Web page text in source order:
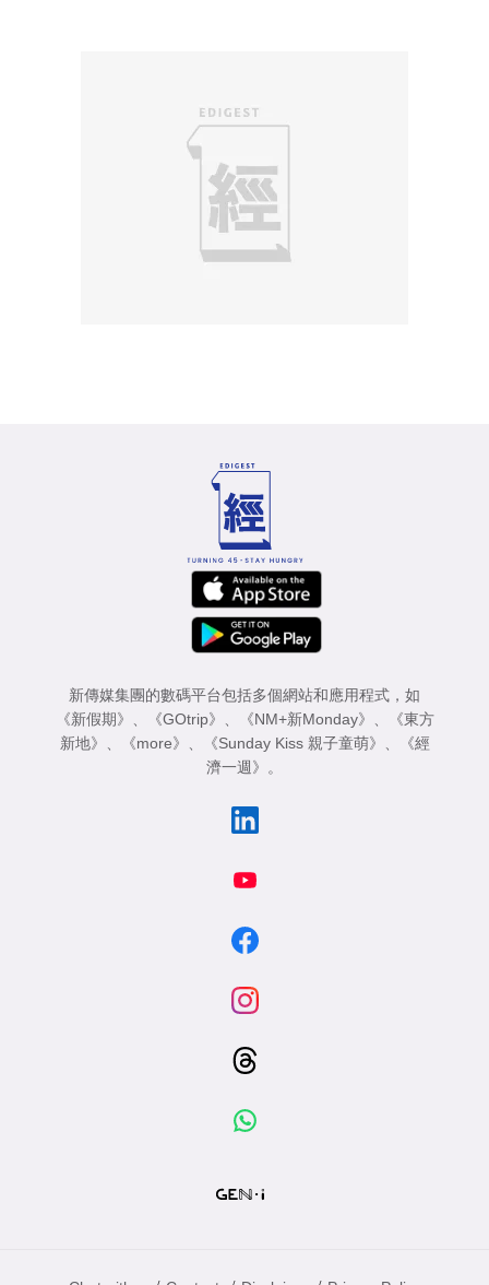
新傳媒集團的數碼平台包括多個網站和應用程式，如
《新假期》
《GOtrip》 《NM+新Monday》
《東方
新地》
《more》 《Sunday Kiss 親子童萌》
《經
濟一週》
。